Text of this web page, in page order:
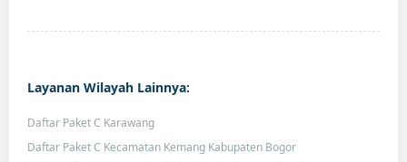
Layanan Wilayah Lainnya:
Daftar Paket C Karawang
Daftar Paket C Kecamatan Kemang Kabupaten Bogor